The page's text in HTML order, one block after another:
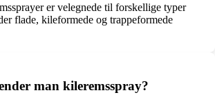
er velegnede til forskellige typer
flade, kileformede og trappeformede
man kileremsspray?